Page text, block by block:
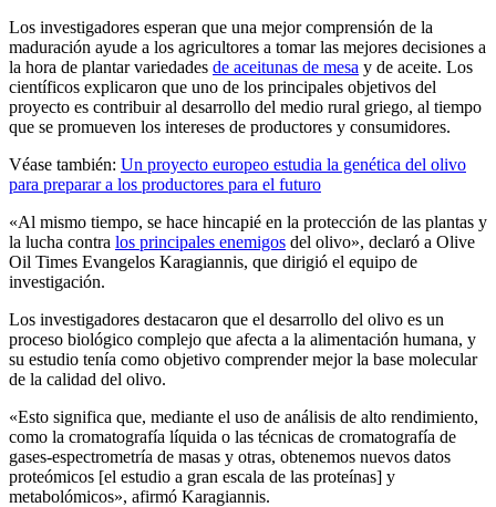
Los investigadores esperan que una mejor comprensión de la
maduración ayude a los agricultores a tomar las mejores decisiones a
la hora de plantar variedades de aceitunas de mesa y de aceite. Los
científicos explicaron que uno de los principales objetivos del
proyecto es contribuir al desarrollo del medio rural griego, al tiempo
que se promueven los intereses de productores y consumidores.
Véase también: Un proyecto europeo estudia la genética del olivo
para preparar a los productores para el futuro
«Al mismo tiempo, se hace hincapié en la protección de las plantas y
la lucha contra los principales enemigos del olivo», declaró a Olive
Oil Times Evangelos Karagiannis, que dirigió el equipo de
investigación.
Los investigadores destacaron que el desarrollo del olivo es un
proceso biológico complejo que afecta a la alimentación humana, y
su estudio tenía como objetivo comprender mejor la base molecular
de la calidad del olivo.
«Esto significa que, mediante el uso de análisis de alto rendimiento,
como la cromatografía líquida o las técnicas de cromatografía de
gases-espectrometría de masas y otras, obtenemos nuevos datos
proteómicos [el estudio a gran escala de las proteínas] y
metabolómicos», afirmó Karagiannis.